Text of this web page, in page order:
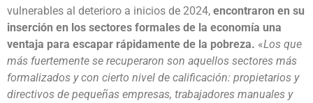
vulnerables al deterioro a inicios de 2024, encontraron en su
inserción en los sectores formales de la economía una
ventaja para escapar rápidamente de la pobreza. «Los que
más fuertemente se recuperaron son aquellos sectores más
formalizados y con cierto nivel de calificación: propietarios y
directivos de pequeñas empresas, trabajadores manuales y